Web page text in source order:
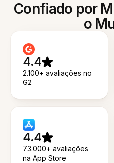
Confiado por
o
4.4
2.100+ avaliações no
G2
4.4
73.000+ avaliações
na App Store